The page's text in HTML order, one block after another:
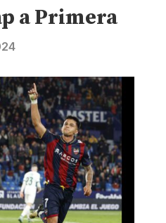
a Primera